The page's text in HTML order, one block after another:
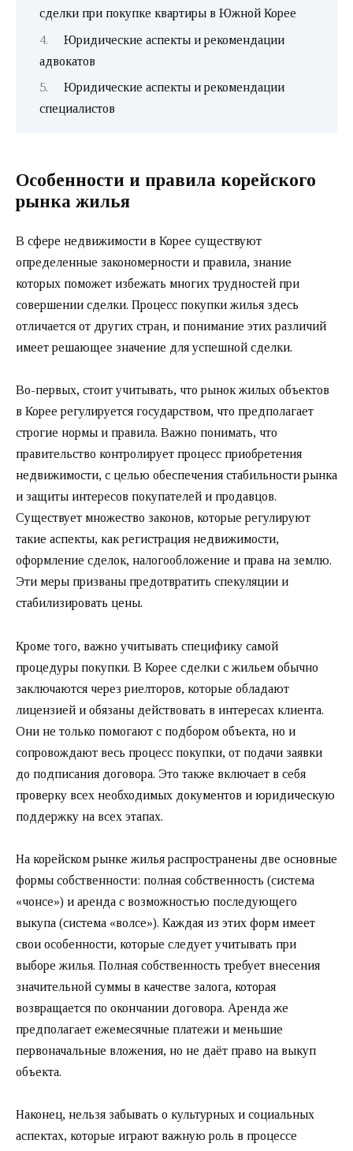
сделки при покупке квартиры в Южной Корее
Юридические аспекты и рекомендации
адвокатов
Юридические аспекты и рекомендации
специалистов
Особенности и правила корейского
рынка жилья
В сфере недвижимости в Корее существуют
определенные закономерности и правила, знание
которых поможет избежать многих трудностей при
совершении сделки. Процесс покупки жилья здесь
отличается от других стран, и понимание этих различий
имеет решающее значение для успешной сделки.
Во-первых, стоит учитывать, что рынок жилых объектов
в Корее регулируется государством, что предполагает
строгие нормы и правила. Важно понимать, что
правительство контролирует процесс приобретения
недвижимости, с целью обеспечения стабильности рынка
и защиты интересов покупателей и продавцов.
Существует множество законов, которые регулируют
такие аспекты, как регистрация недвижимости,
оформление сделок, налогообложение и права на землю.
Эти меры призваны предотвратить спекуляции и
стабилизировать цены.
Кроме того, важно учитывать специфику самой
процедуры покупки. В Корее сделки с жильем обычно
заключаются через риелторов, которые обладают
лицензией и обязаны действовать в интересах клиента.
Они не только помогают с подбором объекта, но и
сопровождают весь процесс покупки, от подачи заявки
до подписания договора. Это также включает в себя
проверку всех необходимых документов и юридическую
поддержку на всех этапах.
На корейском рынке жилья распространены две основные
формы собственности: полная собственность (система
«чонсе») и аренда с возможностью последующего
выкупа (система «волсе»). Каждая из этих форм имеет
свои особенности, которые следует учитывать при
выборе жилья. Полная собственность требует внесения
значительной суммы в качестве залога, которая
возвращается по окончании договора. Аренда же
предполагает ежемесячные платежи и меньшие
первоначальные вложения, но не даёт право на выкуп
объекта.
Наконец, нельзя забывать о культурных и социальных
аспектах, которые играют важную роль в процессе